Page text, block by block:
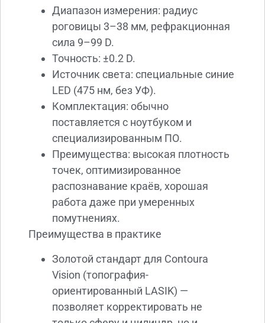
Диапазон измерения: радиус
роговицы 3–38 мм, рефракционная
сила 9–99 D.
Точность: ±0.2 D.
Источник света: специальные синие
LED (475 нм, без УФ).
Комплектация: обычно
поставляется с ноутбуком и
специализированным ПО.
Преимущества: высокая плотность
точек, оптимизированное
распознавание краёв, хорошая
работа даже при умеренных
помутнениях.
Преимущества в практике
Золотой стандарт для Contoura
Vision (топография-
ориентированный LASIK) —
позволяет корректировать не